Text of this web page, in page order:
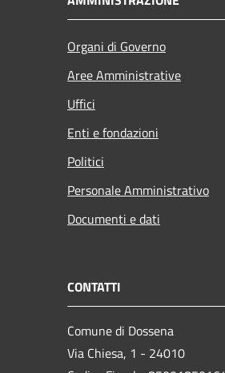
Organi di Governo
Aree Amministrative
Uffici
Enti e fondazioni
Politici
Personale Amministrativo
Documenti e dati
CONTATTI
Comune di Dossena
Via Chiesa, 1 - 24010